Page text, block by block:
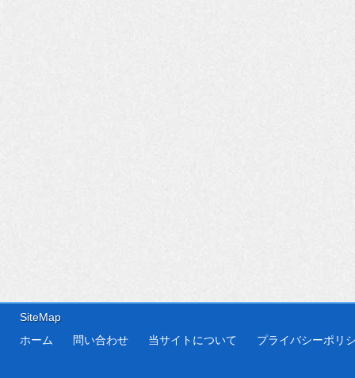
SiteMap
ホーム
問い合わせ 当サイトについて プライバシーポリ